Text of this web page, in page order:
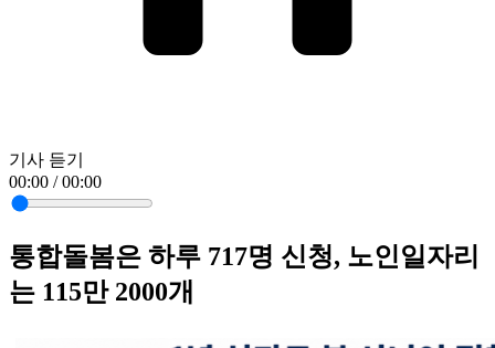
기사 듣기
00:00 / 00:00
통합돌봄은 하루 717명 신청, 노인일자리
는 115만 2000개